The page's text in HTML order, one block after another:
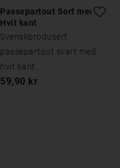
Passepartout Sort med
Hvit kant
Svenskprodusert
passepartout svart med
hvit kant
59,90 kr